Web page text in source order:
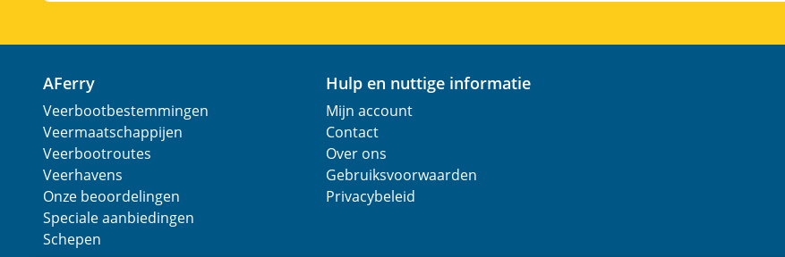
AFerry
Veerbootbestemmingen
Veermaatschappijen
Veerbootroutes
Veerhavens
Onze beoordelingen
Speciale aanbiedingen
Schepen
Hulp en nuttige informatie
Mijn account
Contact
Over ons
Gebruiksvoorwaarden
Privacybeleid